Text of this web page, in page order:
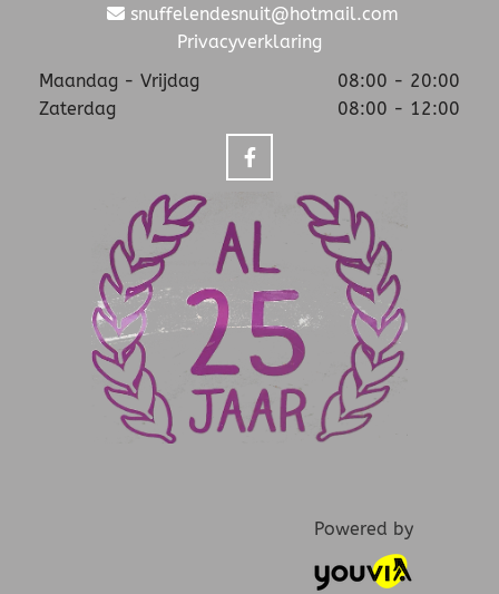
snuffelendesnuit@hotmail.com
Privacyverklaring
Maandag - Vrijdag
08:00 - 20:00
Zaterdag
08:00 - 12:00
Powered by